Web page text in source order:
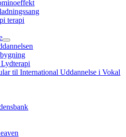
terapi
til International Uddannelse i Vokal